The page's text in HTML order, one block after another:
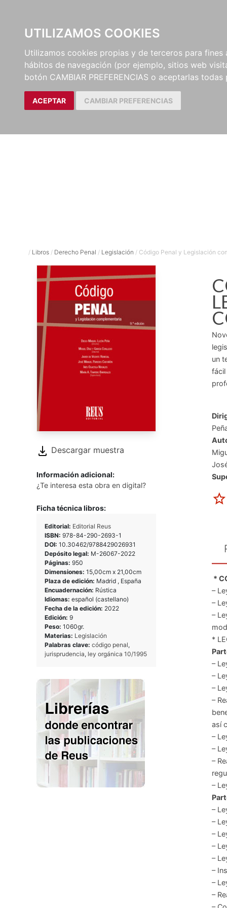
UTILIZAMOS COOKIES
Utilizamos cookies propias y de terceros para
hábitos de navegación (por ejemplo, sitios web
botón CAMBIAR PREFERENCIAS o aceptarlas
ACEPTAR CAMBIAR PREFERENCIAS
/ Libros / Derecho Penal / Legislación / Código Penal y Legislación
Descargar muestra
Información adicional:
¿Te interesa esta obra en digital?
Ficha técnica libros:
Editorial: Editorial Reus
ISBN: 978-84-290-2693-1
DOI: 10.30462/9788429026931
Depósito legal: M-26067-2022
Páginas: 950
Dimensiones: 15,00cm x 21,00cm
Plaza de edición: Madrid , España
Encuadernación: Rústica
Idiomas: español (castellano)
Fecha de la edición: 2022
Edición: 9
Peso: 1060gr.
Materias: Legislación
Palabras clave: código penal,
jurisprudencia, ley orgánica 10/1995
un
fácil
*
–
–
–
*
–
–
–
–
así
–
–
–
–
–
–
–
–
–
–
–
–